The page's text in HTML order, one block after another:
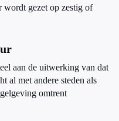
wordt gezet op zestig of
aan de uitwerking van dat
al met andere steden als
omtrent